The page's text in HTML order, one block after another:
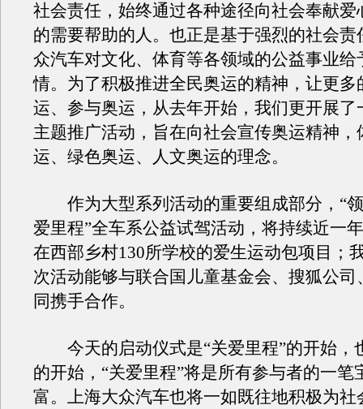
社会责任，始终通过各种途径向社会奉献爱
的需要帮助的人。也正是基于强烈的社会责
众汽车对文化、体育等各领域的公益事业给
情。为了积极推进全民奥运的精神，让更多
运、参与奥运，从去年开始，我们更开展了
主题推广活动，旨在向社会宣传奥运精神，
运、绿色奥运、人文奥运的理念。
作为大型系列活动的重要组成部分，“
爱里程”全车系公益试驾活动，将持续近一
在西部乡村130所学校的爱生运动包项目；
次活动能够与联合国儿童基金会、搜狐公司
同携手合作。
今天的启动仪式是“关爱里程”的开始，
的开始，“关爱里程”将是所有参与者的一笔
富。上海大众汽车也将一如既往地积极为社